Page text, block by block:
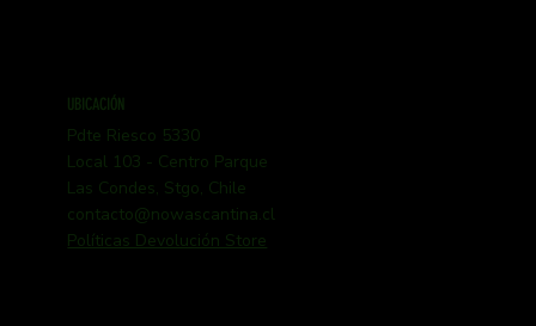
UBICACIÓN
Pdte Riesco 5330
Local 103 - Centro Parque
Las Condes, Stgo, Chile
contacto@nowascantina.cl
Políticas Devolución Store